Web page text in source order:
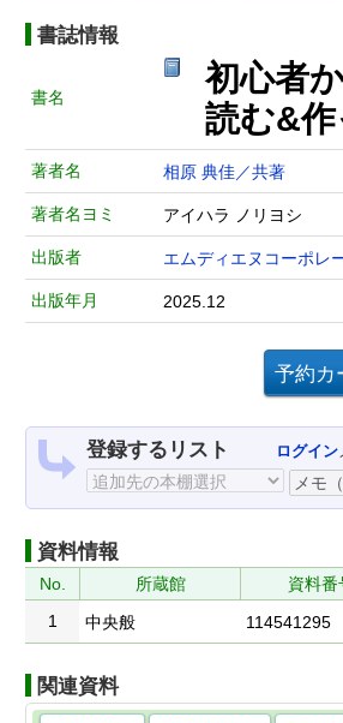
書誌情報
書名
初心者
読む&
著者名 相原 典佳／共著
著者名ヨミ アイハラ ノリヨシ
出版者 エムディエヌコーポレ
出版年月 2025.12
登録するリスト ログイン
資料情報
No. 所蔵館 資料番
1
中央般 114541295
関連資料